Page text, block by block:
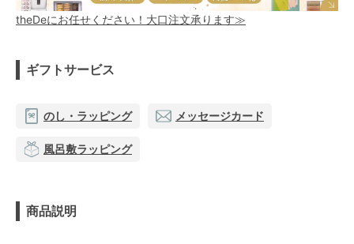
theDeにお任せください！大口注文承ります≫
ギフトサービス
のし・ラッピング メッセージカード
風呂敷ラッピング
商品説明